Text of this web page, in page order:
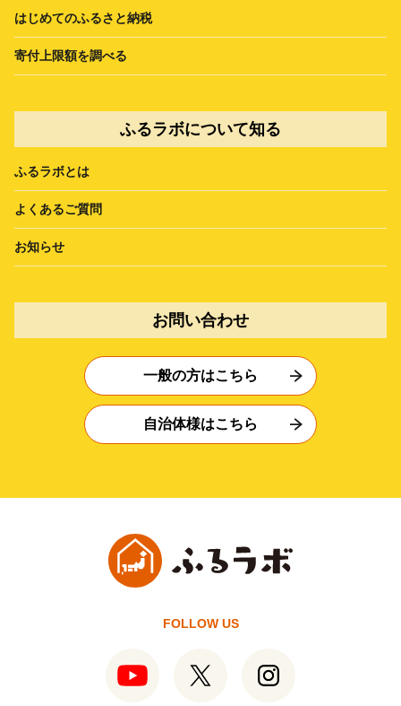
はじめてのふるさと納税
寄付上限額を調べる
ふるラボについて知る
ふるラボとは
よくあるご質問
お知らせ
お問い合わせ
一般の方はこちら
自治体様はこちら
FOLLOW US